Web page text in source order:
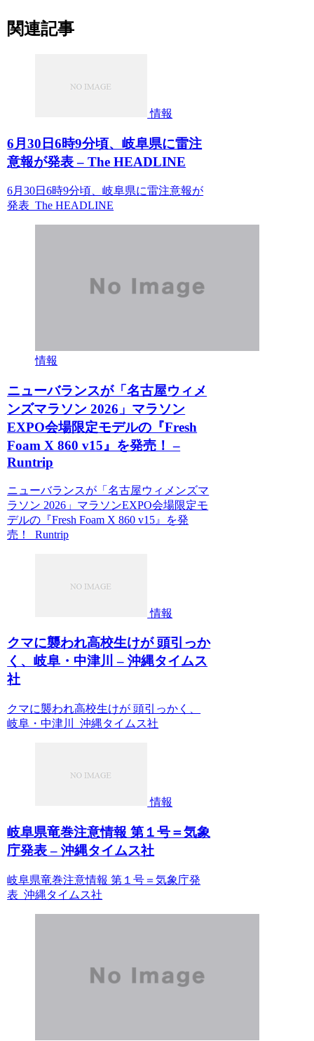
関連記事
情報
6月30日6時9分頃、岐阜県に雷注
意報が発表 – The HEADLINE
6月30日6時9分頃、岐阜県に雷注意報が
発表 The HEADLINE
情報
ニューバランスが「名古屋ウィメ
ンズマラソン 2026」マラソン
EXPO会場限定モデルの『Fresh
Foam X 860 v15』を発売！ –
Runtrip
ニューバランスが「名古屋ウィメンズマ
ラソン 2026」マラソンEXPO会場限定モ
デルの『Fresh Foam X 860 v15』を発
売！ Runtrip
情報
クマに襲われ高校生けが 頭引っか
く、岐阜・中津川 – 沖縄タイムス
社
クマに襲われ高校生けが 頭引っかく、
岐阜・中津川 沖縄タイムス社
情報
岐阜県竜巻注意情報 第１号＝気象
庁発表 – 沖縄タイムス社
岐阜県竜巻注意情報 第１号＝気象庁発
表 沖縄タイムス社